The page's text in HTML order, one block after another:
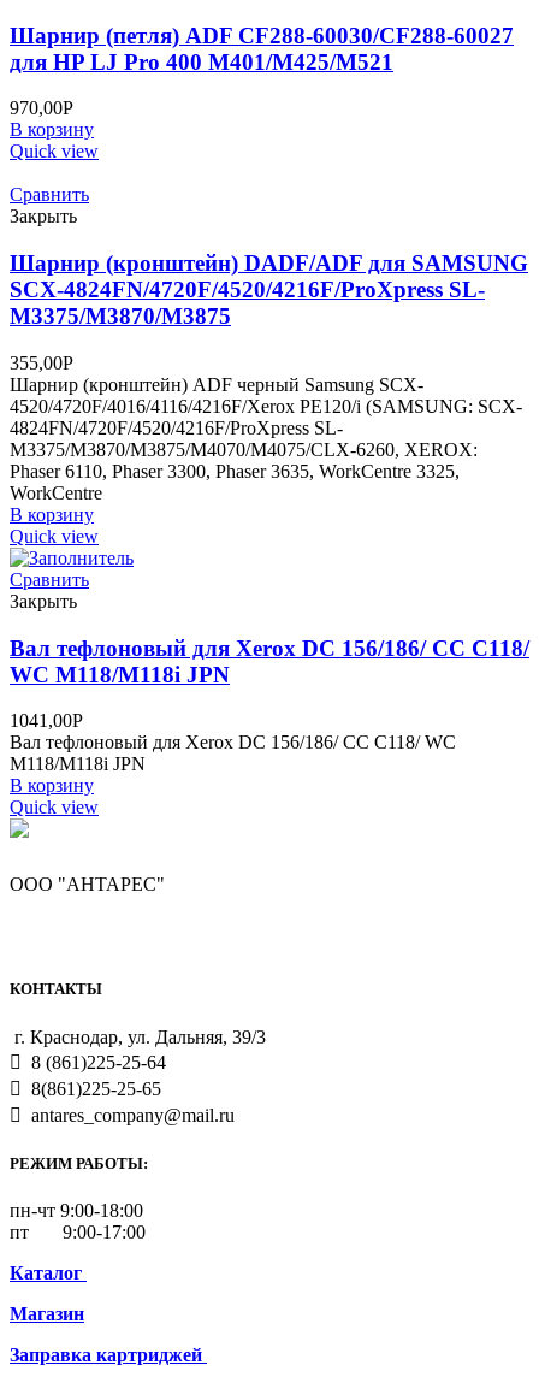
Шарнир (петля) ADF CF288-60030/CF288-60027
для HP LJ Pro 400 M401/M425/M521
970,00Р
В корзину
Quick view
Сравнить
Закрыть
Шарнир (кронштейн) DADF/ADF для SAMSUNG
SCX-4824FN/4720F/4520/4216F/ProXpress SL-
M3375/M3870/M3875
355,00Р
Шарнир (кронштейн) ADF черный Samsung SCX-
4520/4720F/4016/4116/4216F/Xerox PE120/i (SAMSUNG: SCX-
4824FN/4720F/4520/4216F/ProXpress SL-
M3375/M3870/M3875/M4070/M4075/CLX-6260, XEROX:
Phaser 6110, Phaser 3300, Phaser 3635, WorkCentre 3325,
WorkCentre
В корзину
Quick view
Сравнить
Закрыть
Вал тефлоновый для Xerox DC 156/186/ CC C118/
WC M118/M118i JPN
1041,00Р
Вал тефлоновый для Xerox DC 156/186/ CC C118/ WC
M118/M118i JPN
В корзину
Quick view
ООО "АНТАРЕС"
КОНТАКТЫ
г. Краснодар, ул. Дальняя, 39/3
8 (861)225-25-64
8(861)225-25-65
antares_company@mail.ru
РЕЖИМ РАБОТЫ:
пн-чт 9:00-18:00
пт 9:00-17:00
Каталог
Магазин
Заправка картриджей